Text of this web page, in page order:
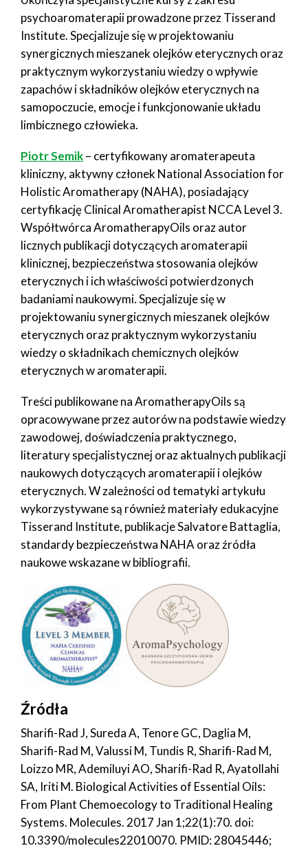
psychoaromaterapii prowadzone przez Tisserand
Institute. Specjalizuje się w projektowaniu
synergicznych mieszanek olejków eterycznych oraz
praktycznym wykorzystaniu wiedzy o wpływie
zapachów i składników olejków eterycznych na
samopoczucie, emocje i funkcjonowanie układu
limbicznego człowieka.
Piotr Semik– certyfikowany aromaterapeuta
kliniczny, aktywny członek National Association for
Holistic Aromatherapy (NAHA), posiadający
certyfikację Clinical Aromatherapist NCCA Level 3.
Współtwórca AromatherapyOils oraz autor
licznych publikacji dotyczących aromaterapii
klinicznej, bezpieczeństwa stosowania olejków
eterycznych i ich właściwości potwierdzonych
badaniami naukowymi. Specjalizuje się w
projektowaniu synergicznych mieszanek olejków
eterycznych oraz praktycznym wykorzystaniu
wiedzy o składnikach chemicznych olejków
eterycznych w aromaterapii.
Treści publikowane na AromatherapyOils są
opracowywane przez autorów na podstawie wiedzy
zawodowej, doświadczenia praktycznego,
literatury specjalistycznej oraz aktualnych publikacji
naukowych dotyczących aromaterapii i olejków
eterycznych. W zależności od tematyki artykułu
wykorzystywane są również materiały edukacyjne
Tisserand Institute, publikacje Salvatore Battaglia,
standardy bezpieczeństwa NAHA oraz źródła
naukowe wskazane w bibliografii.
Źródła
Sharifi-Rad J, Sureda A, Tenore GC, Daglia M,
Sharifi-Rad M, Valussi M, Tundis R, Sharifi-Rad M,
Loizzo MR, Ademiluyi AO, Sharifi-Rad R, Ayatollahi
SA, Iriti M. Biological Activities of Essential Oils:
From Plant Chemoecology to Traditional Healing
Systems. Molecules. 2017 Jan 1;22(1):70. doi:
10.3390/molecules22010070. PMID: 28045446;